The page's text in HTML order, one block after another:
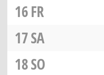
16FR
17SA
18SO